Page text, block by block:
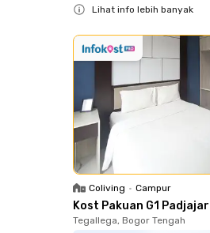
Lihat info lebih banyak
Coliving • Campur
Kost Pakuan G1
Tegallega, Bogor Tengah